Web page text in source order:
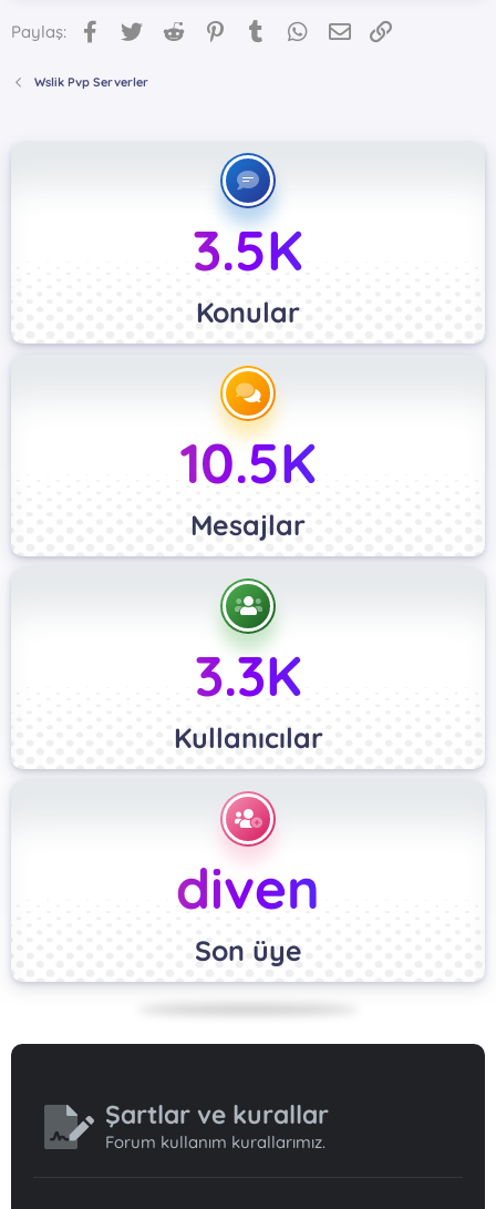
Paylaş: Facebook
Twitter Reddit PinterestTumblr WhatsApp
E-posta
Wslik Pvp Serverler
3.5K
Konular
10.5K
Mesajlar
3.3K
Kullanıcılar
diven
Son üye
Şartlar ve kurallar
Forum kullanım kurallarımız.